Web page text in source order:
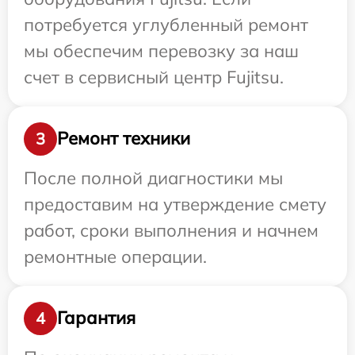
потребуется углубленный ремонт
мы обеспечим перевозку за наш
счет в сервисный центр Fujitsu.
3
Ремонт техники
После полной диагностики мы
предоставим на утверждение смету
работ, сроки выполнения и начнем
ремонтные операции.
4
Гарантия